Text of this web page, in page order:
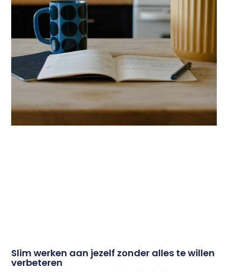
Slim werken aan jezelf zonder alles te willen
verbeteren